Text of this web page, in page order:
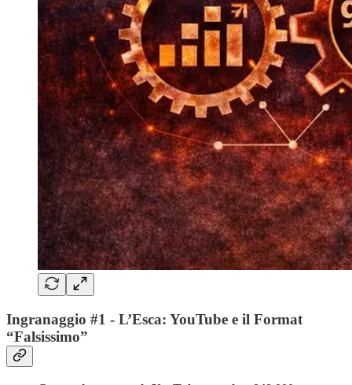
Ingranaggio #1 - L’Esca: YouTube e il Format
“Falsissimo”